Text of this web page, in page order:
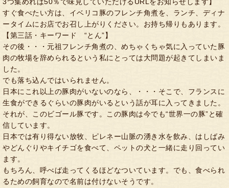
すぐ食べたい方は、イベリコ豚のフレンチ角煮を、ランチ、ディナ
ータイムにお店でお召し上がりください。お持ち帰りもあります。
【第三話・キーワード “とん”】
その後・・・元祖フレンチ角煮の、めちゃくちゃ気に入っていた豚
肉の牧場を辞められるという私にとっては大問題が起きてしまいま
した。
でも落ち込んではいられません。
日本にこれ以上の豚肉がいないのなら、・・・そこで、フランスに
生食ができるぐらいの豚肉がいるという話が耳に入ってきました。
それが、このビゴール豚です。この豚肉は今でも“世界一の豚”と確
信しています。
日本では有り得ない放牧、ピレネー山脈の湧き水を飲み、はしばみ
やどんぐりやキイチゴを食べて、ペットの犬と一緒に走り回ってい
ます。
もちろん、呼べば走ってくるほどなついています。でも、食べられ
るための飼育なので名前は付けないそうです。